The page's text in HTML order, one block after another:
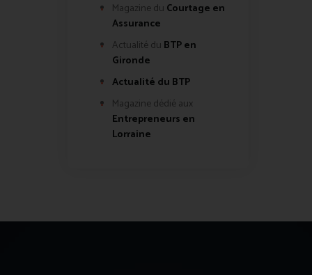
Magazine du Courtage en
Assurance
Actualité du BTP en
Gironde
Actualité du BTP
Magazine dédié aux
Entrepreneurs en
Lorraine